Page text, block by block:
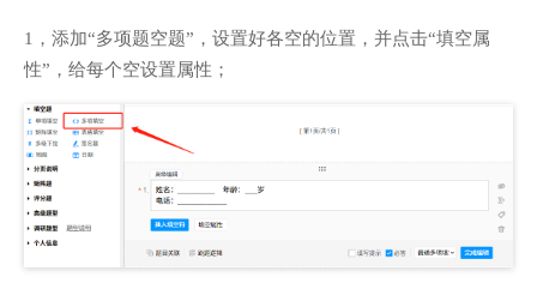
1，添加“多项题空题”，设置好各空的位置，并点击“填空属
性”，给每个空设置属性；